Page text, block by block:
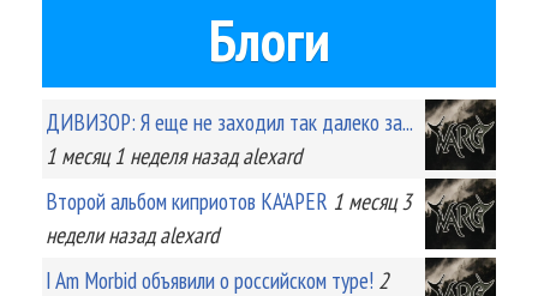
Блоги
ДИВИЗОР: Я еще не заходил так далеко за...
1 месяц 1 неделяназад alexard
Второй альбом киприотов KA'APER 1 месяц 3
неделиназад alexard
I Am Morbid объявили о российском туре! 2